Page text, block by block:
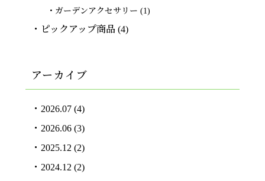
ガーデンアクセサリー (1)
ピックアップ商品 (4)
アーカイブ
2026.07(4)
2026.06(3)
2025.12 (2)
2024.12 (2)